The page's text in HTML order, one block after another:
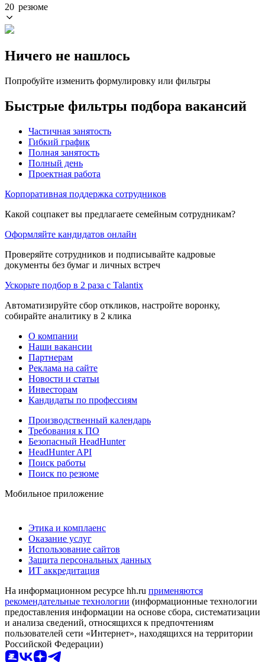
20 резюме
Ничего не нашлось
Попробуйте изменить формулировку или фильтры
Быстрые фильтры подбора вакансий
Частичная занятость
Гибкий график
Полная занятость
Полный день
Проектная работа
Корпоративная поддержка сотрудников
Какой соцпакет вы предлагаете семейным сотрудникам?
Оформляйте кандидатов онлайн
Проверяйте сотрудников и подписывайте кадровые
документы без бумаг и личных встреч
Ускорьте подбор в 2 раза с Talantix
Автоматизируйте сбор откликов, настройте воронку,
собирайте аналитику в 2 клика
О компании
Наши вакансии
Партнерам
Реклама на сайте
Новости и статьи
Инвесторам
Кандидаты по профессиям
Производственный календарь
Требования к ПО
Безопасный HeadHunter
HeadHunter API
Поиск работы
Поиск по резюме
Мобильное приложение
Этика и комплаенс
Оказание услуг
Использование сайтов
Защита персональных данных
ИТ аккредитация
На информационном ресурсе hh.ru применяются
рекомендательные технологии (информационные технологии
предоставления информации на основе сбора, систематизации
и анализа сведений, относящихся к предпочтениям
пользователей сети «Интернет», находящихся на территории
Российской Федерации)